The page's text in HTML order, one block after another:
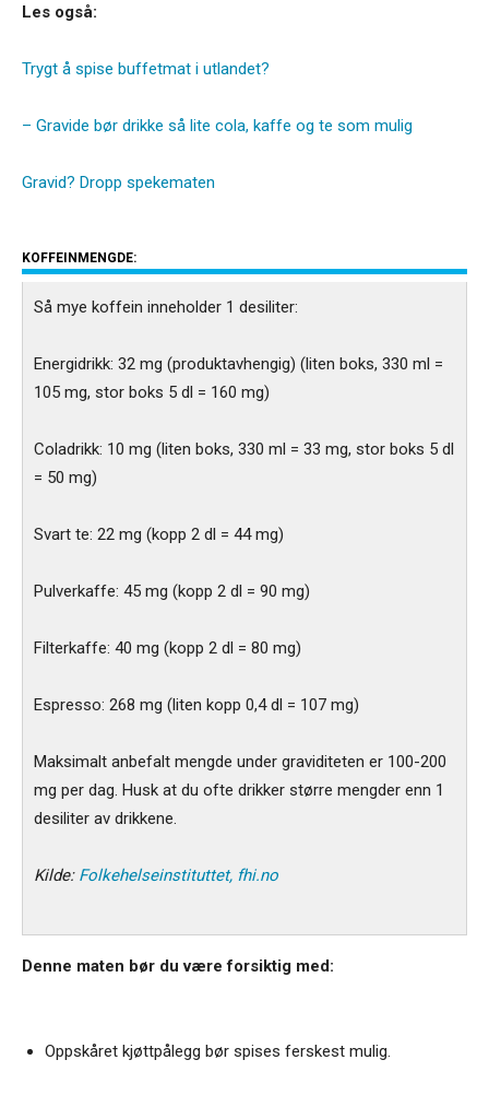
Les også:
Trygt å spise buffetmat i utlandet?
– Gravide bør drikke så lite cola, kaffe og te som mulig
Gravid? Dropp spekematen
KOFFEINMENGDE:
Så mye koffein inneholder 1 desiliter:
Energidrikk: 32 mg (produktavhengig) (liten boks, 330 ml =
105 mg, stor boks 5 dl = 160 mg)
Coladrikk: 10 mg (liten boks, 330 ml = 33 mg, stor boks 5 dl
= 50 mg)
Svart te: 22 mg (kopp 2 dl = 44 mg)
Pulverkaffe: 45 mg (kopp 2 dl = 90 mg)
Filterkaffe: 40 mg (kopp 2 dl = 80 mg)
Espresso: 268 mg (liten kopp 0,4 dl = 107 mg)
Maksimalt anbefalt mengde under graviditeten er 100-200
mg per dag. Husk at du ofte drikker større mengder enn 1
desiliter av drikkene.
Kilde: Folkehelseinstituttet, fhi.no
Denne maten bør du være forsiktig med:
Oppskåret kjøttpålegg bør spises ferskest mulig.